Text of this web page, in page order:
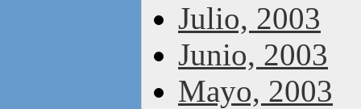
Julio, 2003
Junio, 2003
Mayo, 2003